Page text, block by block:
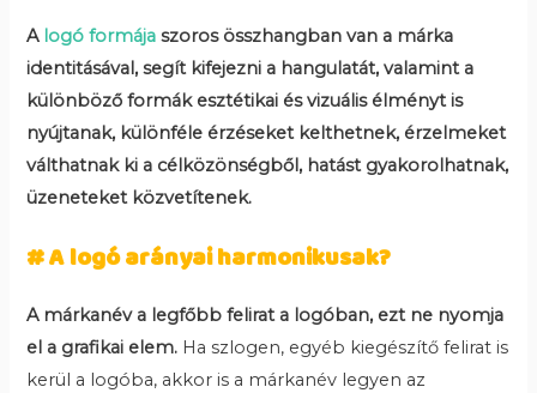
Alogó formája szoros összhangban van a márka
identitásával, segít kifejezni a hangulatát, valamint a
különböző formák esztétikai és vizuális élményt is
nyújtanak, különféle érzéseket kelthetnek, érzelmeket
válthatnak ki a célközönségből, hatást gyakorolhatnak,
üzeneteket közvetítenek.
# A logó arányai harmonikusak?
A márkanév a legfőbb felirat a logóban, ezt ne nyomja
el a grafikai elem. Ha szlogen, egyéb kiegészítő felirat is
kerül a logóba, akkor is a márkanév legyen az